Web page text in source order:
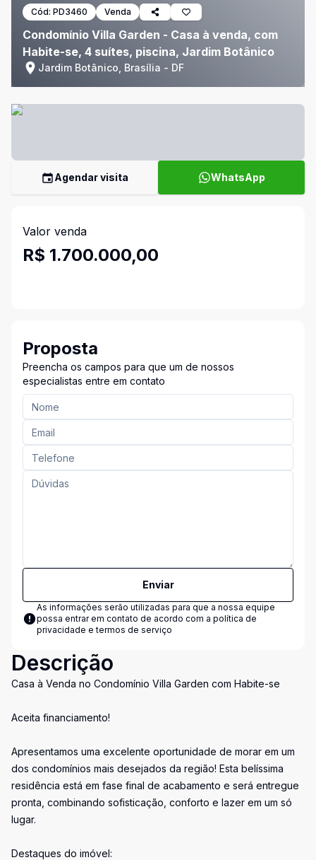
Cód: PD3460 Venda
Condomínio Villa Garden - Casa à venda, com
Habite-se, 4 suítes, piscina, Jardim Botânico
Jardim Botânico, Brasília - DF
Agendar visita WhatsApp
Valor venda
R$ 1.700.000,00
Proposta
Preencha os campos para que um de nossos
especialistas entre em contato
Enviar
As informações serão utilizadas para que a nossa equipe
possa entrar em contato de acordo com a política de
privacidade e termos de serviço
Descrição
Casa à Venda no Condomínio Villa Garden com Habite-se
Aceita financiamento!
Apresentamos uma excelente oportunidade de morar em um
dos condomínios mais desejados da região! Esta belíssima
residência está em fase final de acabamento e será entregue
pronta, combinando sofisticação, conforto e lazer em um só
lugar.
Destaques do imóvel: